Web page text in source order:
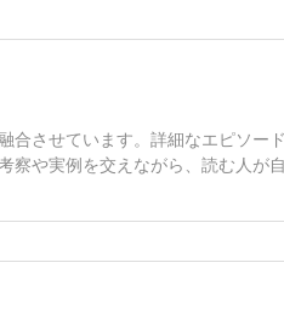
合させています。詳細なエピソー
察や実例を交えながら、読む人が